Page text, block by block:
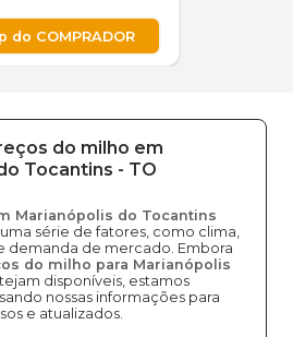
do COMPRADOR
do milho em
Tocantins - TO
Marianópolis do Tocantins
série de fatores, como clima,
demanda de mercado. Embora
do milho para Marianópolis
disponíveis, estamos
nossas informações para
e atualizados.